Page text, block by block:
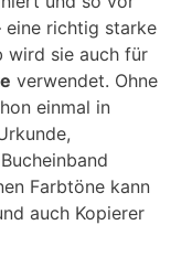
eine richtig starke
wird sie auch für
verwendet. Ohne
einmal in
Farbtöne kann
auch Kopierer